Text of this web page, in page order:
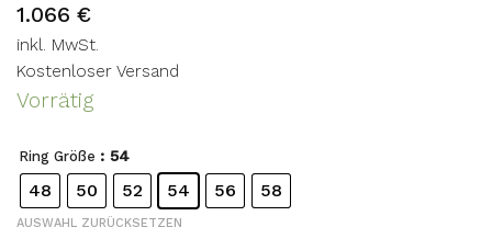
1.066 €
inkl. MwSt.
Kostenloser Versand
Vorrätig
Ring Größe : 54
48 50 52 54 56 58
AUSWAHL ZURÜCKSETZEN